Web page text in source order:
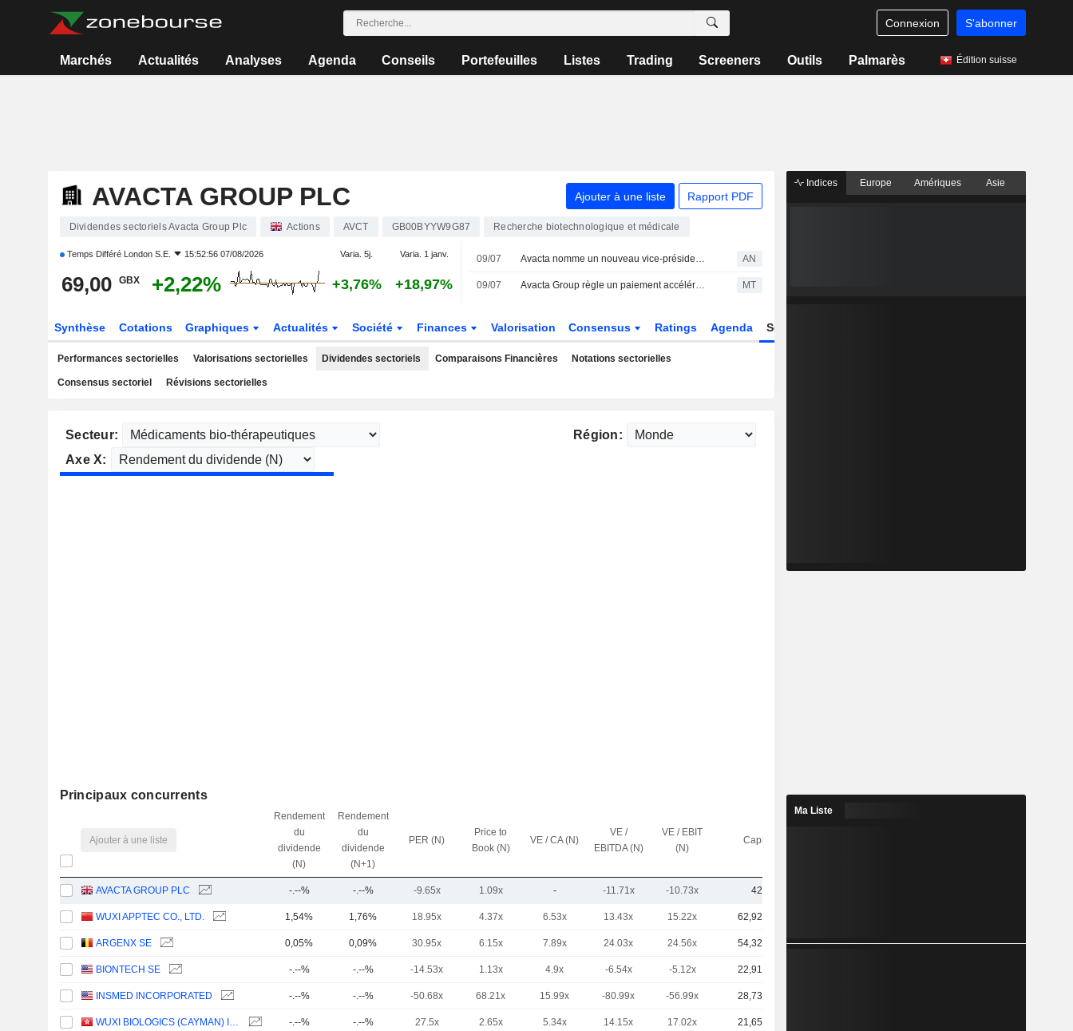
Connexion S'abonner
Marchés Actualités Analyses Agenda Conseils Portefeuilles Listes Trading Screeners Outils Palmarès Édition suisse
AVACTA GROUP PLC Ajouter à une liste Rapport PDF
Dividendes sectoriels Avacta Group Plc Actions AVCT GB00BYYW9G87 Recherche biotechnologique et médicale
Temps Différé London S.E. 15:52:56 07/08/2026 Varia. 5j. Varia. 1 janv.
69,00 GBX +2,22% +3,76% +18,97%
09/07 Avacta nomme un nouveau vice-président " chevronné » AN
09/07 Avacta Group règle un paiement accéléré au titre de son obligation convertible MT
Synthèse Cotations Graphiques Actualités Société Finances Valorisation Consensus Ratings Agenda Secteur
Performances sectorielles Valorisations sectorielles Dividendes sectoriels Comparaisons Financières Notations sectorielles
Consensus sectoriel Révisions sectorielles
Secteur:
Région:
Axe X:
Principaux concurrents
Ajouter à une liste
Rendement
du
dividende
(N)
Rendement
du
dividende
(N+1)
PER (N)
Price to
Book (N)
VE / CA (N)
VE /
EBITDA (N)
VE / EBIT
(N)
Capi.($)
AVACTA GROUP PLC -.--% -.--% -9.65x 1.09x - -11.71x -10.73x 425 M
WUXI APPTEC CO., LTD. 1,54% 1,76% 18.95x 4.37x 6.53x 13.43x 15.22x 62,92 Md
ARGENX SE 0,05% 0,09% 30.95x 6.15x 7.89x 24.03x 24.56x 54,32 Md
BIONTECH SE -.--% -.--% -14.53x 1.13x 4.9x -6.54x -5.12x 22,91 Md
INSMED INCORPORATED -.--% -.--% -50.68x 68.21x 15.99x -80.99x -56.99x 28,73 Md
WUXI BIOLOGICS (CAYMAN) INC. -.--% -.--% 27.5x 2.65x 5.34x 14.15x 17.02x 21,65 Md
Indices Europe Amériques Asie
Ma Liste